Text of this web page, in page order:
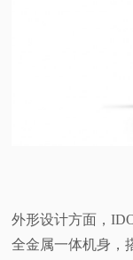
外形设计方面，
全金属一体机身，